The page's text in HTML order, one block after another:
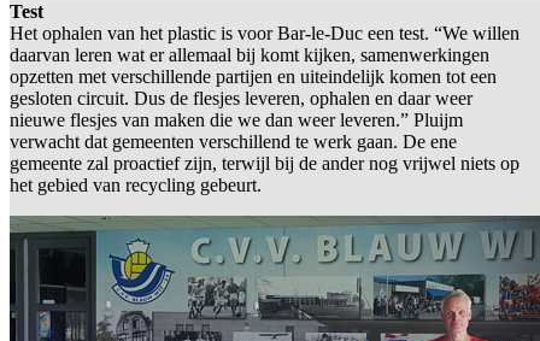
Test
Het ophalen van het plastic is voor Bar-le-Duc een test. “We willen
daarvan leren wat er allemaal bij komt kijken, samenwerkingen
opzetten met verschillende partijen en uiteindelijk komen tot een
gesloten circuit. Dus de flesjes leveren, ophalen en daar weer
nieuwe flesjes van maken die we dan weer leveren.” Pluijm
verwacht dat gemeenten verschillend te werk gaan. De ene
gemeente zal proactief zijn, terwijl bij de ander nog vrijwel niets op
het gebied van recycling gebeurt.